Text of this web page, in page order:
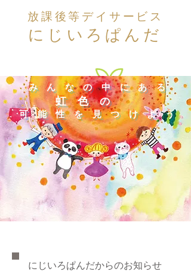
放課後等デイサービス
にじいろぱんだ
み ん な の 中 に あ る
虹 色の
可 能 性 を 見 つ け よ う
​にじいろぱんだからのお知らせ